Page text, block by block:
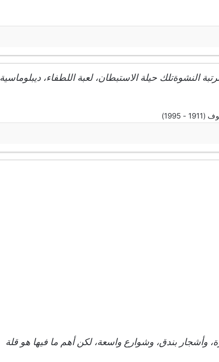
النشوةتلك حيلة الاستبطان، لعبة اللطفاء، ديبلوماسية
1995)
وأشجار بندق، وشوارع واسعة، لكن أهم ما فيها هو قلة